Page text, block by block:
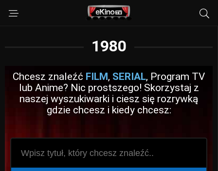
1980
Chcesz znaleźć FILM, SERIAL, Program TV
lub Anime? Nic prostszego! Skorzystaj z
naszej wyszukiwarki i ciesz się rozrywką
gdzie chcesz i kiedy chcesz: